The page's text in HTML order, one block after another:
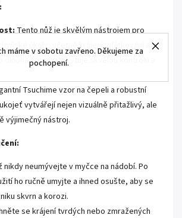
máme v sobotu zavřeno. Děkujeme za
pochopení.
Tento nůž je skvělým nástrojem pro
úkoly, včetně krájení, plátkování a
dlouhá čepel poskytuje skvělou kontrolu a
Tsuchime vzor na čepeli a robustní
vytvářejí nejen vizuálně přitažlivý, ale
výjimečný nástroj.
nikdy neumývejte v myčce na nádobí. Po
ho ručně umyjte a ihned osušte, aby se
skvrn a korozi.
se krájení tvrdých nebo zmražených